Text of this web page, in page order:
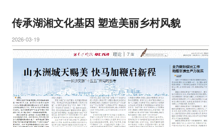
传承湖湘文化基因 塑造美丽乡村风貌
2026-03-19